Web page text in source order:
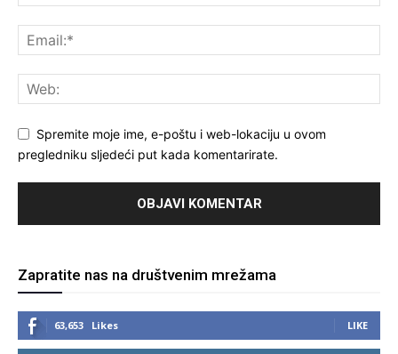
Spremite moje ime, e-poštu i web-lokaciju u ovom
pregledniku sljedeći put kada komentarirate.
Zapratite nas na društvenim mrežama
63,653 Likes LIKE